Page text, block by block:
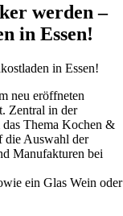
werden –
in Essen!
in Essen!
neu eröffneten
Zentral in der
Thema Kochen &
die Auswahl der
Manufakturen bei
ein Glas Wein oder